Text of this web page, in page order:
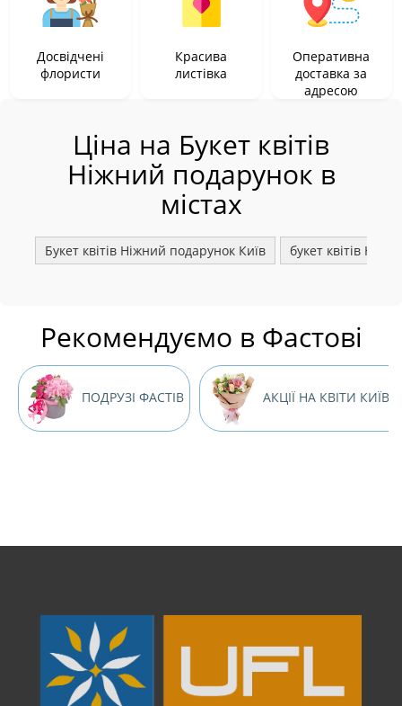
Досвідчені
флористи
Красива
листівка
Оперативна
доставка за
адресою
Ціна на Букет квітів
Ніжний подарунок в
містах
Букет квітів Ніжний подарунок Київ букет квітів
Рекомендуємо в Фастові
ПОДРУЗІ ФАСТІВ АКЦІЇ НА КВІТИ КИЇВ